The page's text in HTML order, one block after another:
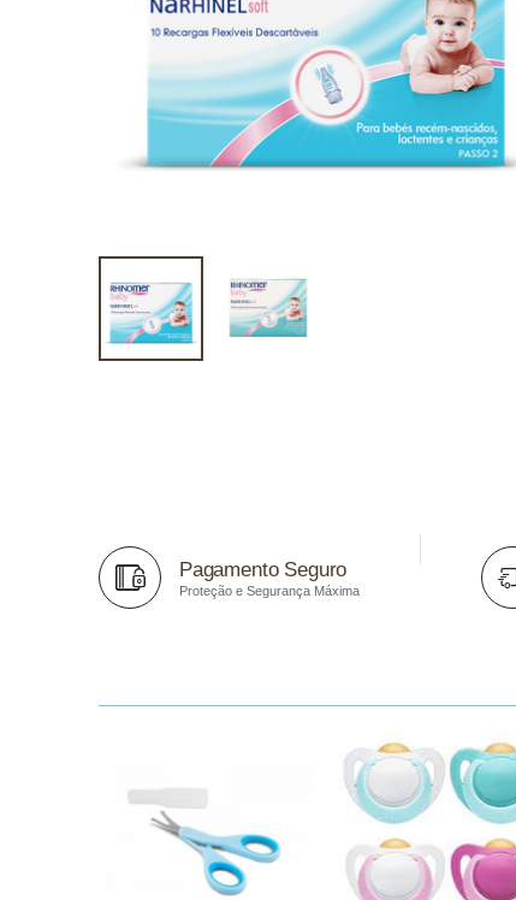
Pagamento Seguro
Proteção e Segurança Máxima